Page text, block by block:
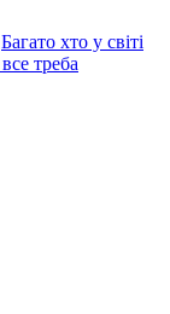
Багато хто у світі
треба